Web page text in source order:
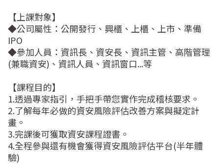
【上課對象】
◆公司屬性：公開發行、興櫃、上櫃、上市、準備
IPO
◆參加人員：資訊長、資安長、資訊主管、高階管理
(兼職資安)、資訊人員、資訊窗口...等
【課程目的】
1.透過專家指引，手把手帶您實作完成稽核要求。
2.了解每年必做的資安風險評估改善方案與擬定計
畫。
3.完課後可獲取資安課程證書。
4.全程參與還有機會獲得資安風險評估平台(半年體
驗)